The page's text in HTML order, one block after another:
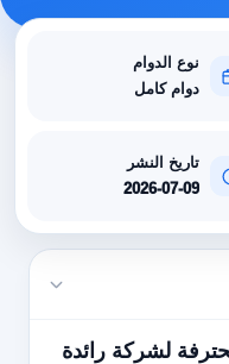
نوع الدوام
دوام كامل
تاريخ النشر
2026-07-09
لشركة رائدة